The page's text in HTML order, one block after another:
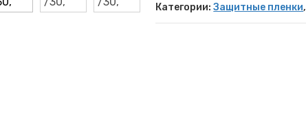
Категории:Защитные пленки,